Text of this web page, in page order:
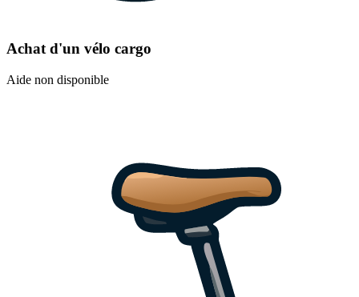
Achat d'un vélo cargo
Aide non disponible